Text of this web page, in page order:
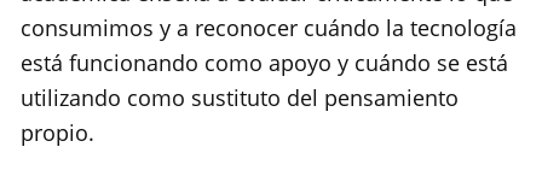
consumimos y a reconocer cuándo la tecnología
está funcionando como apoyo y cuándo se está
utilizando como sustituto del pensamiento
propio.